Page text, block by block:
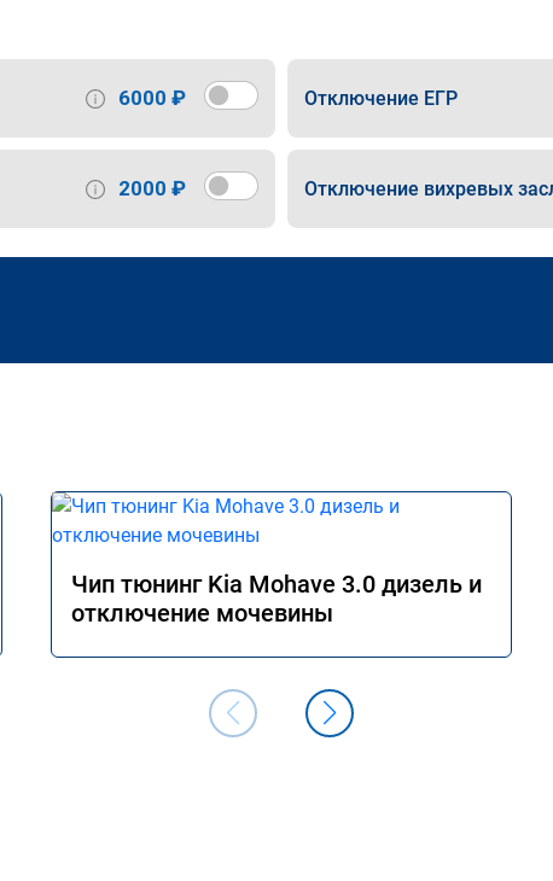
6000 ₽ Отключение ЕГР
2000 ₽ Отключение вихревых
Чип тюнинг Kia Mohave 3.0 дизель и
отключение мочевины